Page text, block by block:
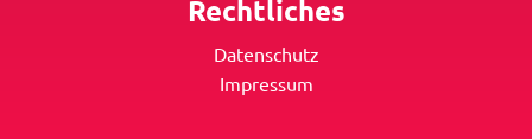
Rechtliches
Datenschutz
Impressum